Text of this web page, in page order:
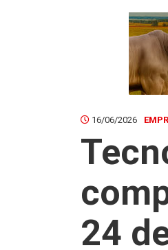
16/06/2026
24